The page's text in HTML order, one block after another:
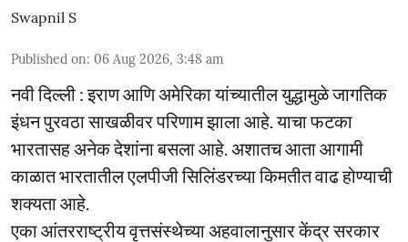
Swapnil S
Published on: 06 Aug 2026, 3:48 am
नवी दिल्ली : इराण आणि अमेरिका यांच्यातील युद्धामुळे जागतिक
इंधन पुरवठा साखळीवर परिणाम झाला आहे. याचा फटका
भारतासह अनेक देशांना बसला आहे. अशातच आता आगामी
काळात भारतातील एलपीजी सिलिंडरच्या किमतीत वाढ होण्याची
शक्यता आहे.
एका आंतरराष्ट्रीय वृत्तसंस्थेच्या अहवालानुसार केंद्र सरकार